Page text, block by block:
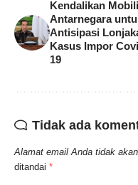
Kendalikan
Antarnegara
Antisipasi
Kasus Impor
19
Tidak ada
Alamat email Anda tidak
ditandai *